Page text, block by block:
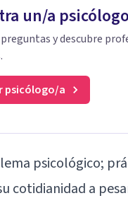
un/a
y descubre
psicólogo/a
psicológico;
cotidianidad a